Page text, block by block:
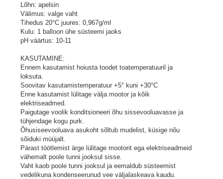
Lõhn: apelsin
Välimus: valge vaht
Tihedus 20°C juures: 0,967g/ml
Kulu: 1 balloon ühe süsteemi jaoks
pH väärtus: 10-11
KASUTAMINE:
Ennem kasutamist hoiusta toodet toatemperatuuril ja
loksuta.
Soovitav kasutamistemperatuur +5° kuni +30°C
Enne kasutamist lülitage välja mootor ja kõik
elektriseadmed.
Paigutage voolik konditsioneeri õhu sissevooluavasse ja
tühjendage kogu purk.
Õhusiseevooluava asukoht sõltub mudelist, küsige nõu
sõiduki müüjalt.
Pärast töötlemist ärge lülitage mootorit ega elektriseadmeid
vähemalt poole tunni jooksul sisse.
Vaht kaob poole tunni jooksul ja eemaldub süsteemist
vedelikuna kondenseerunud vee väljalaskeava kaudu.